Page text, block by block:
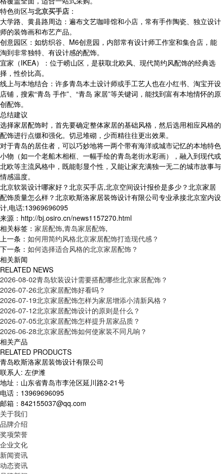
特色街区与北京买手店 ：
大学路、黄县路周边：遍布文艺咖啡馆和小店，常有手作陶瓷、独立设计
师的装饰画和布艺产品。
创意园区：如纺织谷、M6创意园，内部常有设计师工作室和集合店，能
淘到非常独特、有设计感的配饰。
宜家（IKEA）：位于崂山区，是获取北欧风、现代简约风配饰的经典选
择，性价比高。
线上与本地结合：许多青岛本土设计师或手工艺人也在小红书、淘宝开设
店铺，搜索“青岛 手作”、“青岛 家居”等关键词，能找到富有本地情怀的原
创配饰。
总结建议
选择家居配饰时，首先要确定整体家居的基础风格，然后选用相应风格的
配饰进行点缀和强化。切忌堆砌，少而精往往更出效果。
对于青岛的居住者，可以巧妙地将一两个带有海洋或城市记忆的本地特色
小物（如一个老船木相框、一幅手绘的青岛老街水彩画），融入到现代或
北欧等主流风格中，既能彰显个性，又能让家充满独一无二的城市故事与
情感温度。
北京软装设计哪家好？北京买手店,北京空间设计报价是多少？北京家居
配饰质量怎么样？北京欧斯洛家居装饰设计有限公司专业承接北京室内设
计,电话:13969696095
来源：http://bj.osiro.cn/news1157270.html
相关标签： 家居配饰,青岛家居配饰,
上一条： 如何用简约风格北京家居配饰打造现代感？
下一条： 如何选择适合风格的北京家居配饰？
相关新闻
RELATED NEWS
2026-08-02青岛软装设计需要搭配哪些北京家居配饰？
2026-07-26北京家居配饰好看吗？
2026-07-19北京家居配饰怎样为家居增添小清新风格？
2026-07-12北京家居配饰设计的原则是什么？
2026-07-05北京家居配饰怎样提升居家品质？
2026-06-28北京家居配饰如何使家装不同凡响？
相关产品
RELATED PRODUCTS
青岛欧斯洛家居装饰设计有限公司
联系人: 左伊潍
地址：山东省青岛市李沧区延川路2-21号
电话：13969696095
邮箱：842155037@qq.com
关于我们
品牌介绍
奖项荣誉
企业文化
新闻资讯
动态资讯